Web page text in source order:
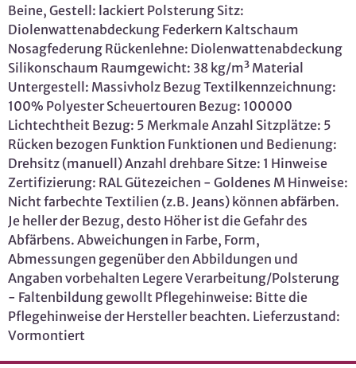
Beine, Gestell: lackiert Polsterung Sitz:
Diolenwattenabdeckung Federkern Kaltschaum
Nosagfederung Rückenlehne: Diolenwattenabdeckung
Silikonschaum Raumgewicht: 38 kg/m³ Material
Untergestell: Massivholz Bezug Textilkennzeichnung:
100% Polyester Scheuertouren Bezug: 100000
Lichtechtheit Bezug: 5 Merkmale Anzahl Sitzplätze: 5
Rücken bezogen Funktion Funktionen und Bedienung:
Drehsitz (manuell) Anzahl drehbare Sitze: 1 Hinweise
Zertifizierung: RAL Gütezeichen - Goldenes M Hinweise:
Nicht farbechte Textilien (z.B. Jeans) können abfärben.
Je heller der Bezug, desto Höher ist die Gefahr des
Abfärbens. Abweichungen in Farbe, Form,
Abmessungen gegenüber den Abbildungen und
Angaben vorbehalten Legere Verarbeitung/Polsterung
- Faltenbildung gewollt Pflegehinweise: Bitte die
Pflegehinweise der Hersteller beachten. Lieferzustand:
Vormontiert